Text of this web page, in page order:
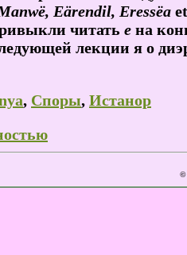
Eärendil, Eressëa
читать e на
лекции я о
, Споры, Истанор
©